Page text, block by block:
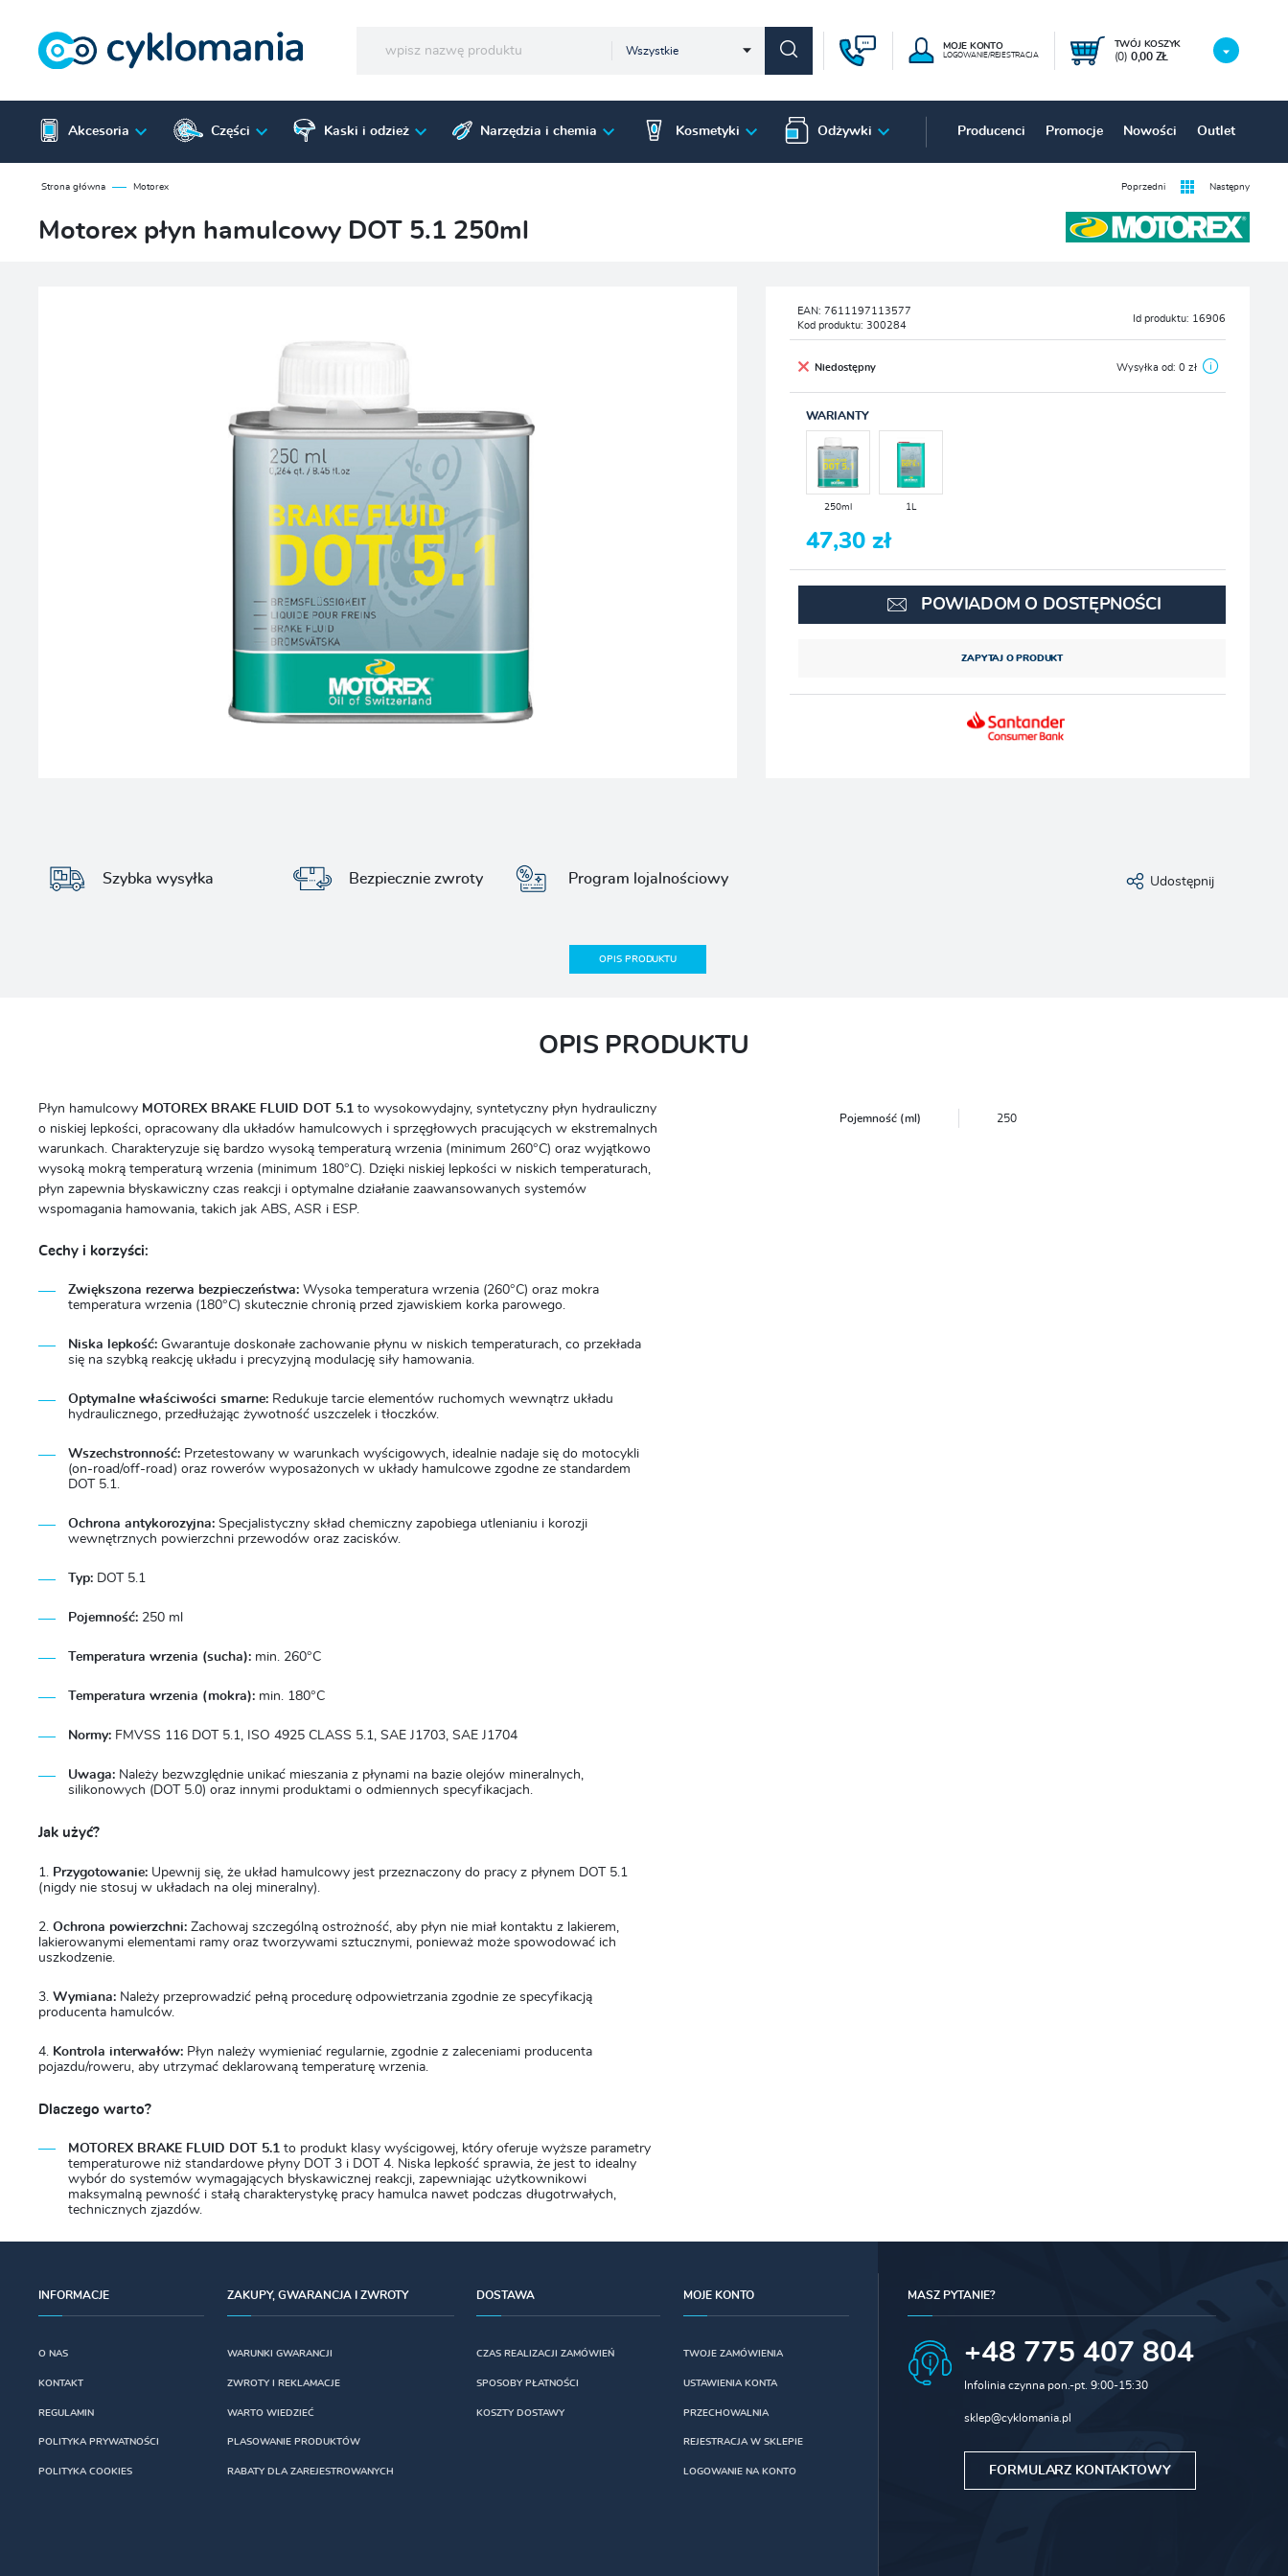
Wszystkie MOJE KONTO
LOGOWANIE/REJESTRACJA
TWÓJ KOSZYK
(0) 0,00 ZŁ
Akcesoria Części Kaski i odzież Narzędzia i chemia Kosmetyki Odżywki Producenci Promocje Nowości Outlet
Strona główna Motorex Poprzedni Następny
Motorex płyn hamulcowy DOT 5.1 250ml
EAN:7611197113577
Kod produktu: 300284
Id produktu: 16906
Niedostępny Wysyłka od: 0 zł
WARIANTY
250ml 1L
47,30 zł
POWIADOM O DOSTĘPNOŚCI
ZAPYTAJ O PRODUKT
Szybka wysyłka Bezpiecznie zwroty Program lojalnościowy Udostępnij
OPIS PRODUKTU
OPIS PRODUKTU
Płyn hamulcowy MOTOREX BRAKE FLUID DOT 5.1to wysokowydajny, syntetyczny płyn hydrauliczny
o niskiej lepkości, opracowany dla układów hamulcowych i sprzęgłowych pracujących w ekstremalnych
warunkach. Charakteryzuje się bardzo wysoką temperaturą wrzenia (minimum 260°C) oraz wyjątkowo
wysoką mokrą temperaturą wrzenia (minimum 180°C). Dzięki niskiej lepkości w niskich temperaturach,
płyn zapewnia błyskawiczny czas reakcji i optymalne działanie zaawansowanych systemów
wspomagania hamowania, takich jak ABS, ASR i ESP.
Cechy i korzyści:
Zwiększona rezerwa bezpieczeństwa:Wysoka temperatura wrzenia (260°C) oraz mokra
temperatura wrzenia (180°C) skutecznie chronią przed zjawiskiem korka parowego.
Niska lepkość:Gwarantuje doskonałe zachowanie płynu w niskich temperaturach, co przekłada
się na szybką reakcję układu i precyzyjną modulację siły hamowania.
Optymalne właściwości smarne:Redukuje tarcie elementów ruchomych wewnątrz układu
hydraulicznego, przedłużając żywotność uszczelek i tłoczków.
Wszechstronność:Przetestowany w warunkach wyścigowych, idealnie nadaje się do motocykli
(on-road/off-road) oraz rowerów wyposażonych w układy hamulcowe zgodne ze standardem
DOT 5.1.
Ochrona antykorozyjna:Specjalistyczny skład chemiczny zapobiega utlenianiu i korozji
wewnętrznych powierzchni przewodów oraz zacisków.
Typ:DOT 5.1
Pojemność:250 ml
Temperatura wrzenia (sucha):min. 260°C
Temperatura wrzenia (mokra):min. 180°C
Normy:FMVSS 116 DOT 5.1, ISO 4925 CLASS 5.1, SAE J1703, SAE J1704
Uwaga:Należy bezwzględnie unikać mieszania z płynami na bazie olejów mineralnych,
silikonowych (DOT 5.0) oraz innymi produktami o odmiennych specyfikacjach.
Jak użyć?
Przygotowanie:Upewnij się, że układ hamulcowy jest przeznaczony do pracy z płynem DOT 5.1
(nigdy nie stosuj w układach na olej mineralny).
Ochrona powierzchni:Zachowaj szczególną ostrożność, aby płyn nie miał kontaktu z lakierem,
lakierowanymi elementami ramy oraz tworzywami sztucznymi, ponieważ może spowodować ich
uszkodzenie.
Wymiana:Należy przeprowadzić pełną procedurę odpowietrzania zgodnie ze specyfikacją
producenta hamulców.
Kontrola interwałów:Płyn należy wymieniać regularnie, zgodnie z zaleceniami producenta
pojazdu/roweru, aby utrzymać deklarowaną temperaturę wrzenia.
Dlaczego warto?
MOTOREX BRAKE FLUID DOT 5.1 to produkt klasy wyścigowej, który oferuje wyższe parametry
temperaturowe niż standardowe płyny DOT 3 i DOT 4. Niska lepkość sprawia, że jest to idealny
wybór do systemów wymagających błyskawicznej reakcji, zapewniając użytkownikowi
maksymalną pewność i stałą charakterystykę pracy hamulca nawet podczas długotrwałych,
technicznych zjazdów.
Pojemność (ml) 250
INFORMACJE
O NAS
KONTAKT
REGULAMIN
POLITYKA PRYWATNOŚCI
POLITYKA COOKIES
ZAKUPY, GWARANCJA I ZWROTY
WARUNKI GWARANCJI
ZWROTY I REKLAMACJE
WARTO WIEDZIEĆ
PLASOWANIE PRODUKTÓW
RABATY DLA ZAREJESTROWANYCH
DOSTAWA
CZAS REALIZACJI ZAMÓWIEŃ
SPOSOBY PŁATNOŚCI
KOSZTY DOSTAWY
MOJE KONTO
TWOJE ZAMÓWIENIA
USTAWIENIA KONTA
PRZECHOWALNIA
REJESTRACJA W SKLEPIE
LOGOWANIE NA KONTO
MASZ PYTANIE?
+48 775 407 804
Infolinia czynna pon.-pt. 9:00-15:30
sklep@cyklomania.pl
FORMULARZ KONTAKTOWY